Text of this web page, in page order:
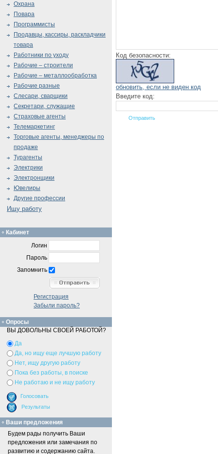
Код безопасности:
обновить, если не виден код
Введите код:
Охрана
Повара
Программисты
Продавцы, кассиры, раскладчики
товара
Работники по уходу
Рабочие – строители
Рабочие – металлообработка
Рабочие разные
Слесари, сварщики
Секретари, служащие
Страховые агенты
Телемаркетинг
Торговые агенты, менеджеры по
продаже
Турагенты
Электрики
Электронщики
Ювелиры
Другие профессии
Ищу работу
Кабинет
Логин
Пароль
Запомнить
Регистрация
Забыли пароль?
Опросы
ВЫ ДОВОЛЬНЫ СВОЕЙ РАБОТОЙ?
Да
Да, но ищу еще лучшую работу
Нет, ищу другую работу
Пока без работы, в поиске
Не работаю и не ищу работу
Ваши предложения
Будем рады получить Ваши
предложения или замечания по
развитию и содержанию сайта.